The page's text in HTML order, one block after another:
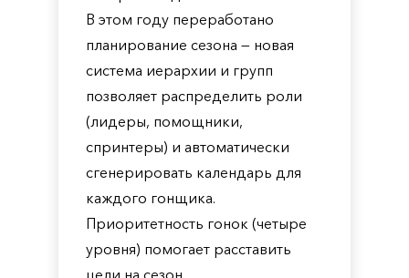
В этом году переработано
планирование сезона — новая
система иерархии и групп
позволяет распределить роли
(лидеры, помощники,
спринтеры) и автоматически
сгенерировать календарь для
каждого гонщика.
Приоритетность гонок (четыре
уровня) помогает расставить
цели на сезон.